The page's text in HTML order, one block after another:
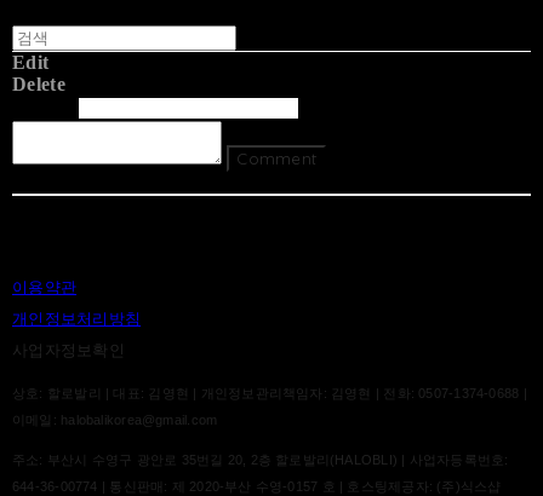
Edit
Delete
Comment
이용약관
개인정보처리방침
사업자정보확인
상호: 할로발리 | 대표: 김영현 | 개인정보관리책임자: 김영현 | 전화: 0507-1374-0688 |
이메일: halobalikorea@gmail.com
주소: 부산시 수영구 광안로 35번길 20, 2층 할로발리(HALOBLI) | 사업자등록번호:
644-36-00774 | 통신판매: 제 2020-부산 수영-0157 호 | 호스팅제공자: (주)식스샵